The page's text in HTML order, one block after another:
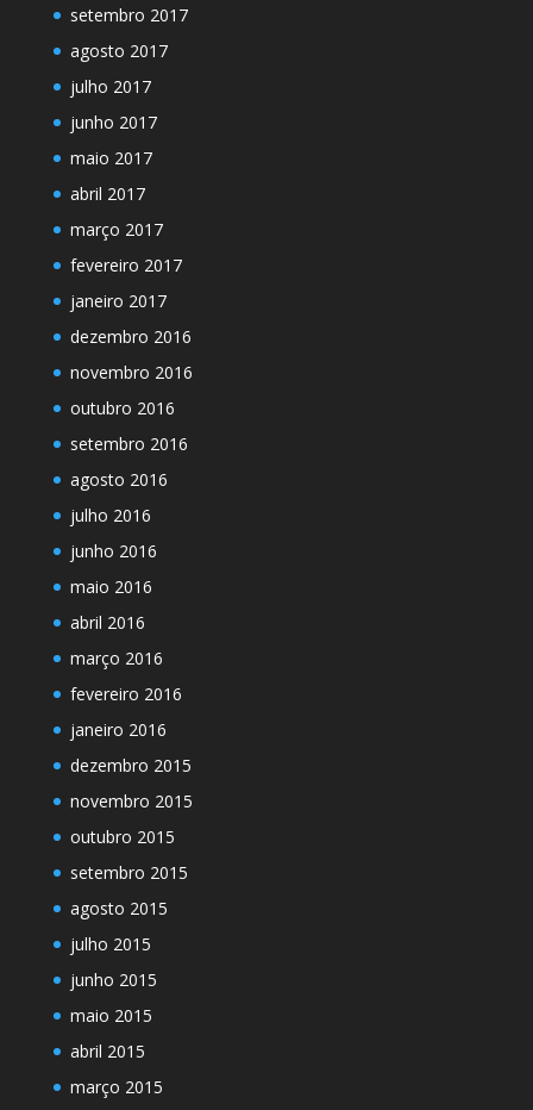
setembro 2017
agosto 2017
julho 2017
junho 2017
maio 2017
abril 2017
março 2017
fevereiro 2017
janeiro 2017
dezembro 2016
novembro 2016
outubro 2016
setembro 2016
agosto 2016
julho 2016
junho 2016
maio 2016
abril 2016
março 2016
fevereiro 2016
janeiro 2016
dezembro 2015
novembro 2015
outubro 2015
setembro 2015
agosto 2015
julho 2015
junho 2015
maio 2015
abril 2015
março 2015